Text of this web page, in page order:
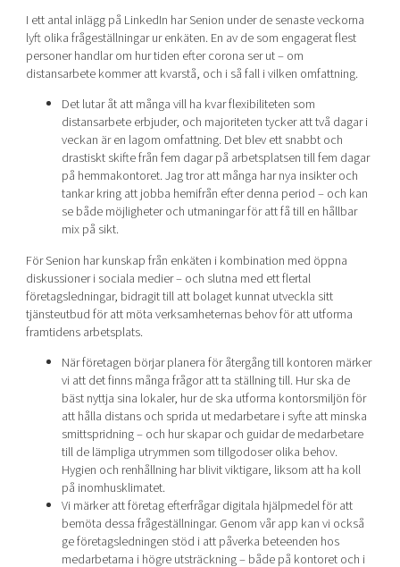
I ett antal inlägg på LinkedIn har Senion under de senaste veckorna
lyft olika frågeställningar ur enkäten. En av de som engagerat flest
personer handlar om hur tiden efter corona ser ut – om
distansarbete kommer att kvarstå, och i så fall i vilken omfattning.
Det lutar åt att många vill ha kvar flexibiliteten som
distansarbete erbjuder, och majoriteten tycker att två dagar i
veckan är en lagom omfattning. Det blev ett snabbt och
drastiskt skifte från fem dagar på arbetsplatsen till fem dagar
på hemmakontoret. Jag tror att många har nya insikter och
tankar kring att jobba hemifrån efter denna period – och kan
se både möjligheter och utmaningar för att få till en hållbar
mix på sikt.
För Senion har kunskap från enkäten i kombination med öppna
diskussioner i sociala medier – och slutna med ett flertal
företagsledningar, bidragit till att bolaget kunnat utveckla sitt
tjänsteutbud för att möta verksamheternas behov för att utforma
framtidens arbetsplats.
När företagen börjar planera för återgång till kontoren märker
vi att det finns många frågor att ta ställning till. Hur ska de
bäst nyttja sina lokaler, hur de ska utforma kontorsmiljön för
att hålla distans och sprida ut medarbetare i syfte att minska
smittspridning – och hur skapar och guidar de medarbetare
till de lämpliga utrymmen som tillgodoser olika behov.
Hygien och renhållning har blivit viktigare, liksom att ha koll
på inomhusklimatet.
Vi märker att företag efterfrågar digitala hjälpmedel för att
bemöta dessa frågeställningar. Genom vår app kan vi också
ge företagsledningen stöd i att påverka beteenden hos
medarbetarna i högre utsträckning – både på kontoret och i